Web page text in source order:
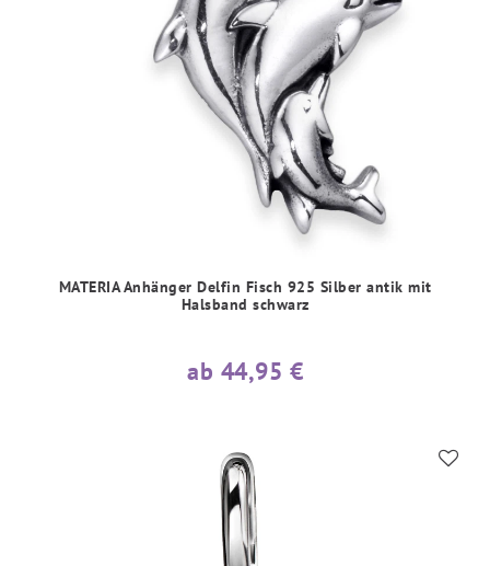
MATERIA Anhänger Delfin Fisch 925 Silber antik mit
Halsband schwarz
ab 44,95 €